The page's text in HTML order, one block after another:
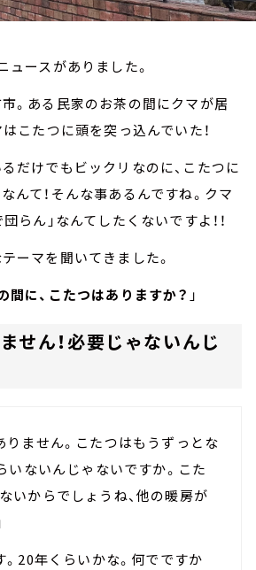
ュースがありました。
。ある民家のお茶の間にクマが居
はこたつに頭を突っ込んでいた！
だけでもビックリなのに、こたつに
んて！そんな事あるんですね。クマ
らん」なんてしたくないですよ！！
ーマを聞いてきました。
間に、こたつはありますか？ 」
せん！必要じゃないんじ
りません。こたつはもうずっとな
いないんじゃないですか。こた
いからでしょうね、他の暖房が
。20年くらいかな。何でですか